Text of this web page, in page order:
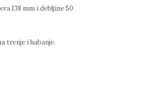
138 mm i debljine 50
trenje i habanje.